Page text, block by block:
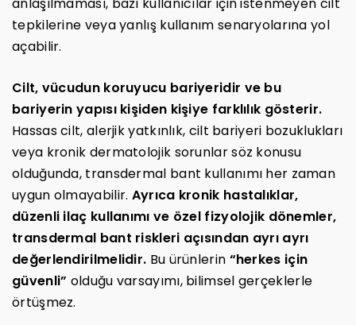
tepkilerine veya yanlış kullanım senaryolarına yol
açabilir.
Cilt, vücudun koruyucu bariyeridir ve bu
bariyerin yapısı kişiden kişiye farklılık gösterir.
Hassas cilt, alerjik yatkınlık, cilt bariyeri bozuklukları
veya kronik dermatolojik sorunlar söz konusu
olduğunda, transdermal bant kullanımı her zaman
uygun olmayabilir. Ayrıca kronik hastalıklar,
düzenli ilaç kullanımı ve özel fizyolojik dönemler,
transdermal bant riskleri açısından ayrı ayrı
değerlendirilmelidir. Bu ürünlerin “herkes için
güvenli” olduğu varsayımı, bilimsel gerçeklerle
örtüşmez.